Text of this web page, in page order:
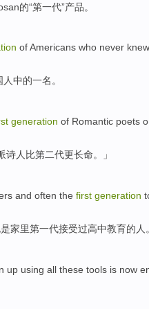
的“第一代”产品。
ofAmericans who never knew
人中的一名。
generation of Romantic poets
诗人 比第二代更长命。」
and often the first generation
家里第一代接受过高中教育的人。
up using all these tools is now